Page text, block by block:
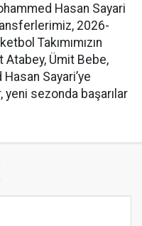
Hasan Sayari
2026-
Takımımızın
Atabey, Ümit Bebe,
Sayari’ye
sezonda başarılar